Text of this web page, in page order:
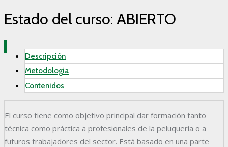
Estado del curso: ABIERTO
Descripción
Metodología
Contenidos
El curso tiene como objetivo principal dar formación tanto
técnica como práctica a profesionales de la peluquería o a
futuros trabajadores del sector. Está basado en una parte